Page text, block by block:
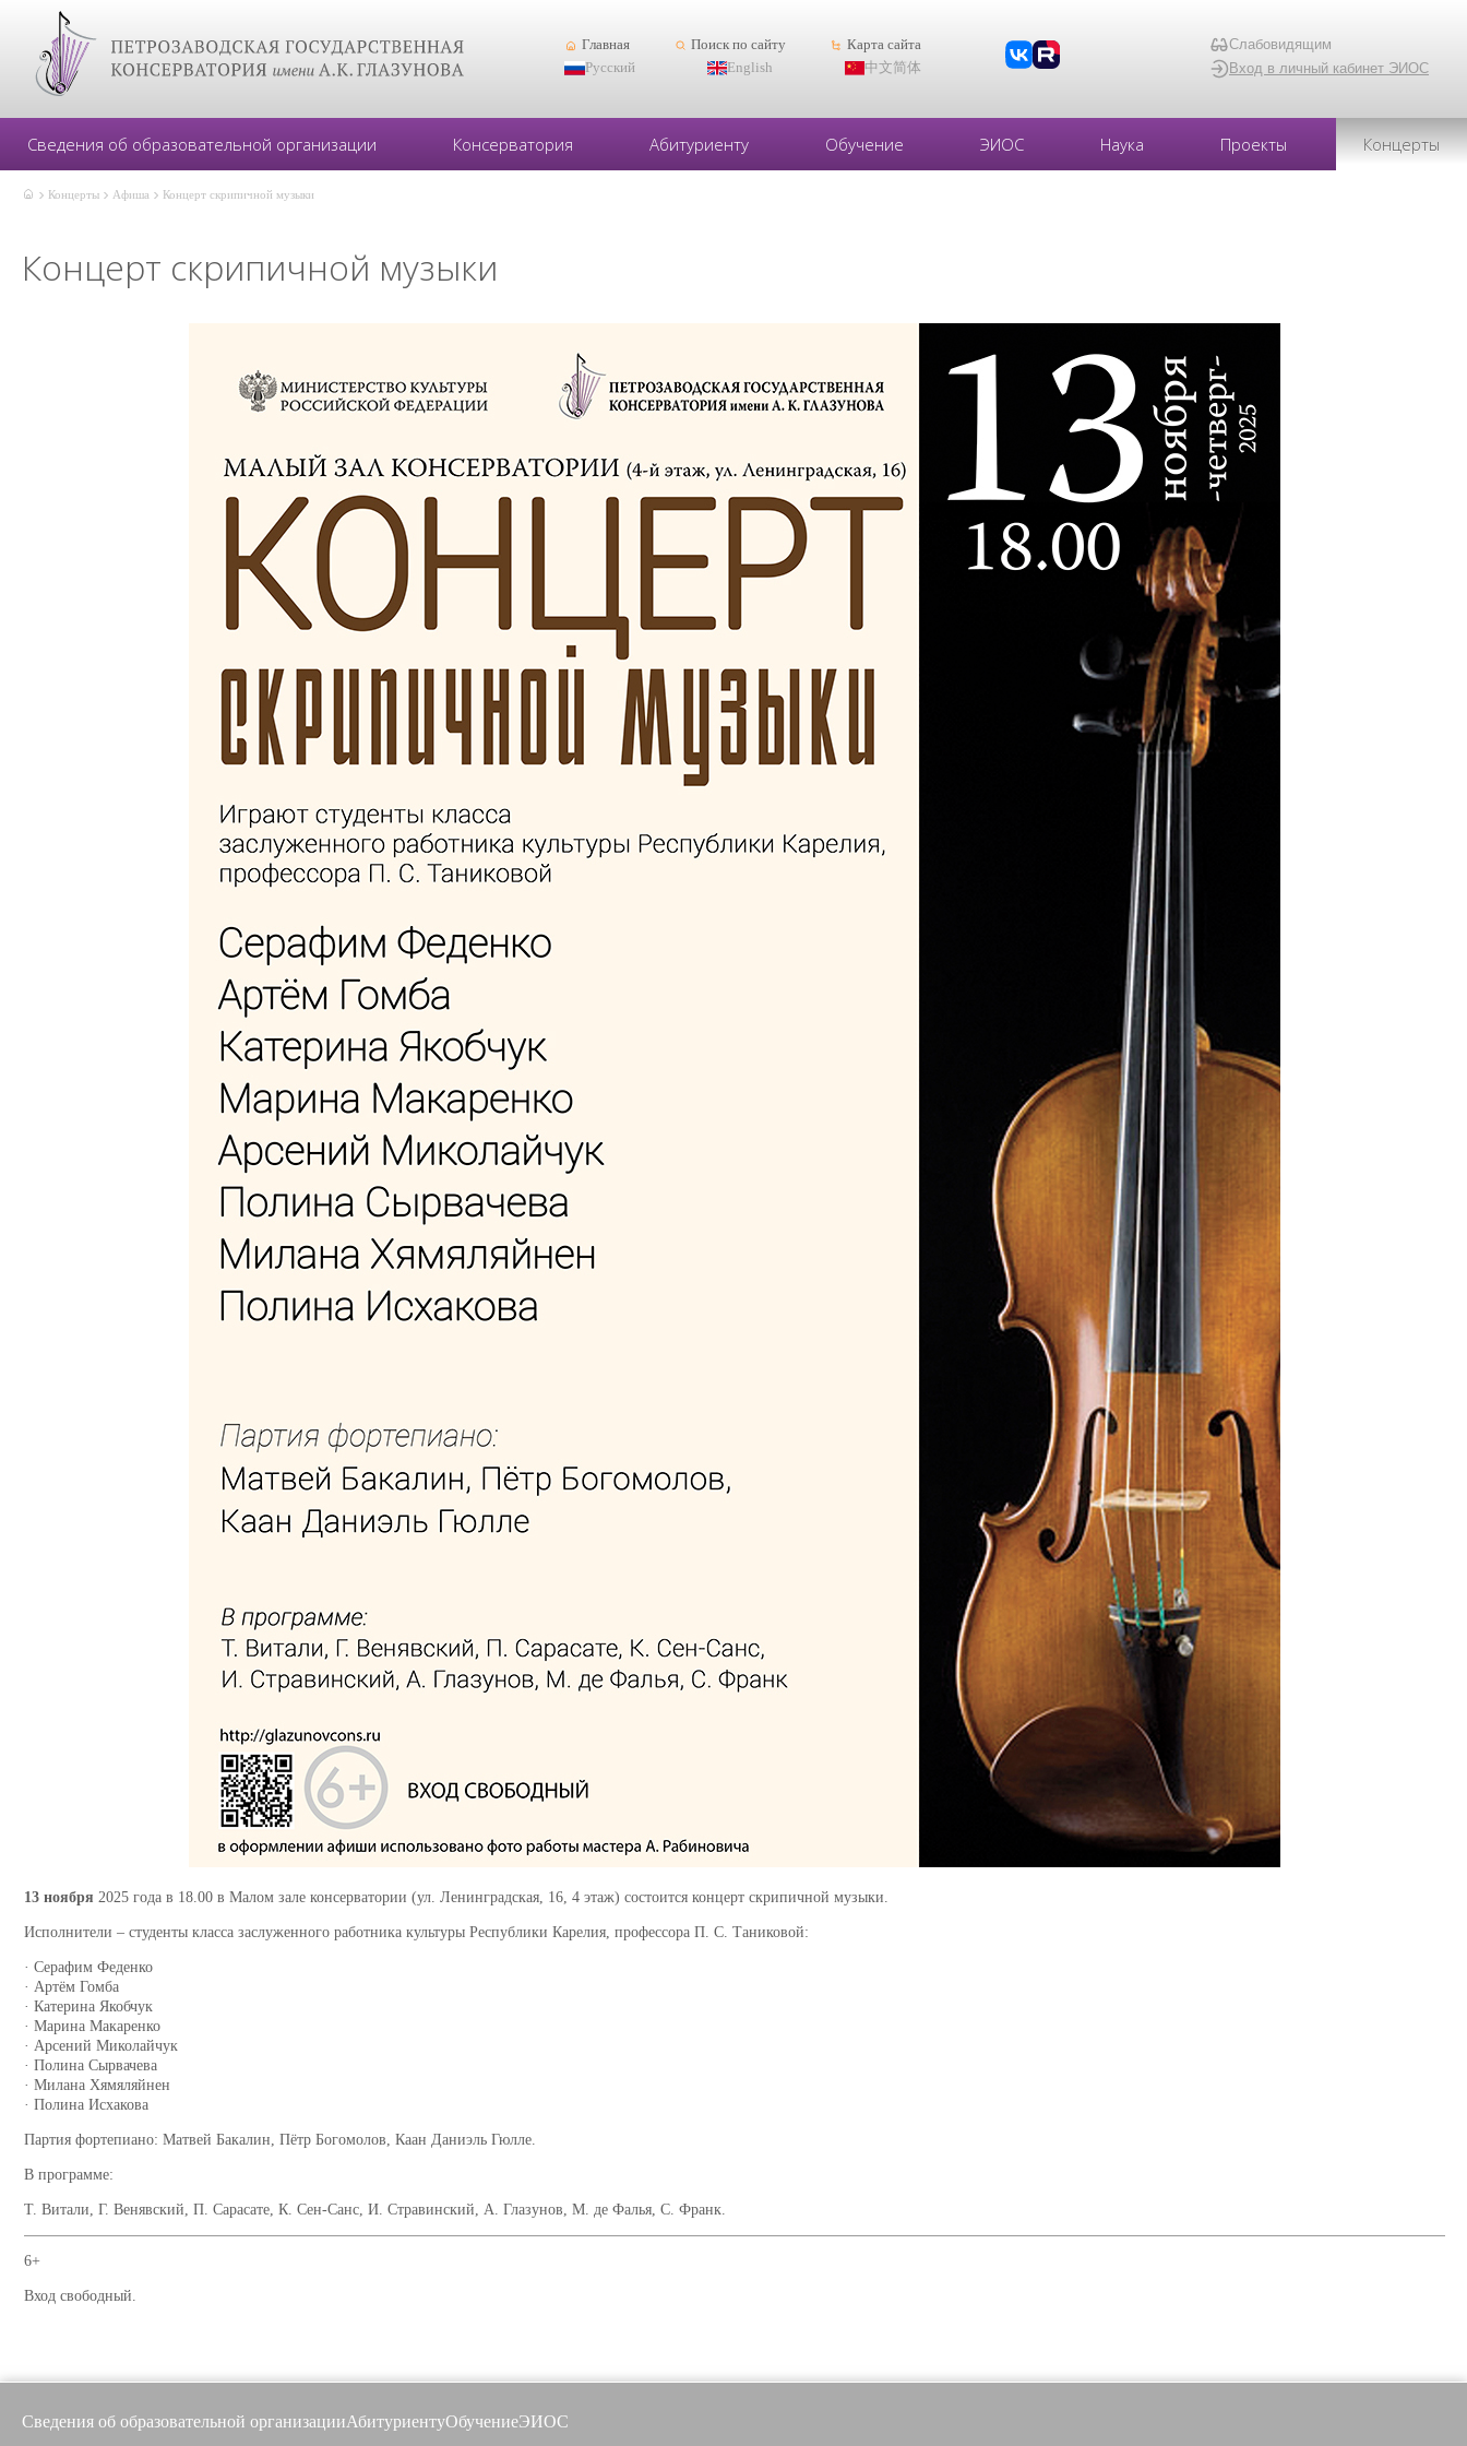
Главная Поиск по сайту
Карта сайта
Русский
English 中文简体
Слабовидящим
Вход в личный кабинет ЭИОС
Сведения об образовательной организации Консерватория Абитуриенту Обучение ЭИОС Наука Проекты Концерты
Концерты Афиша Концерт скрипичной музыки
Концерт скрипичной музыки
13 ноября 2025 года в 18.00 в Малом зале консерватории (ул. Ленинградская, 16, 4 этаж) состоится концерт скрипичной музыки.
Исполнители – студенты класса заслуженного работника культуры Республики Карелия, профессора П. С. Таниковой:
· Серафим Феденко
· Артём Гомба
· Катерина Якобчук
· Марина Макаренко
· Арсений Миколайчук
· Полина Сырвачева
· Милана Хямяляйнен
· Полина Исхакова
Партия фортепиано: Матвей Бакалин, Пётр Богомолов, Каан Даниэль Гюлле.
В программе:
Т. Витали, Г. Венявский, П. Сарасате, К. Сен-Санс, И. Стравинский, А. Глазунов, М. де Фалья, С. Франк.
6+
Вход свободный.
Сведения об образовательной организацииАбитуриентуОбучениеЭИОС